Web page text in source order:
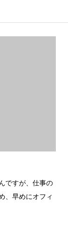
ですが、仕事の
、早めにオフィ